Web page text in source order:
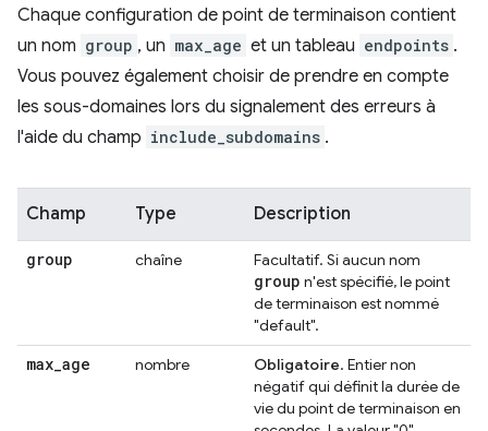
Chaque configuration de point de terminaison contient
un nom group , un max_age et un tableau endpoints .
Vous pouvez également choisir de prendre en compte
les sous-domaines lors du signalement des erreurs à
l'aide du champ include_subdomains .
Champ Type Description
group chaîne Facultatif. Si aucun nom
group n'est spécifié, le point
de terminaison est nommé
"default".
max_age nombre Obligatoire. Entier non
négatif qui définit la durée de
vie du point de terminaison en